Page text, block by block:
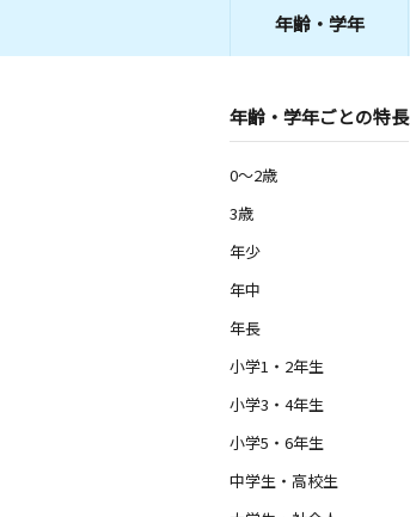
年齢・学年
年齢・学年ごとの特長
0～2歳
3歳
年少
年中
年長
小学1・2年生
小学3・4年生
小学5・6年生
中学生・高校生